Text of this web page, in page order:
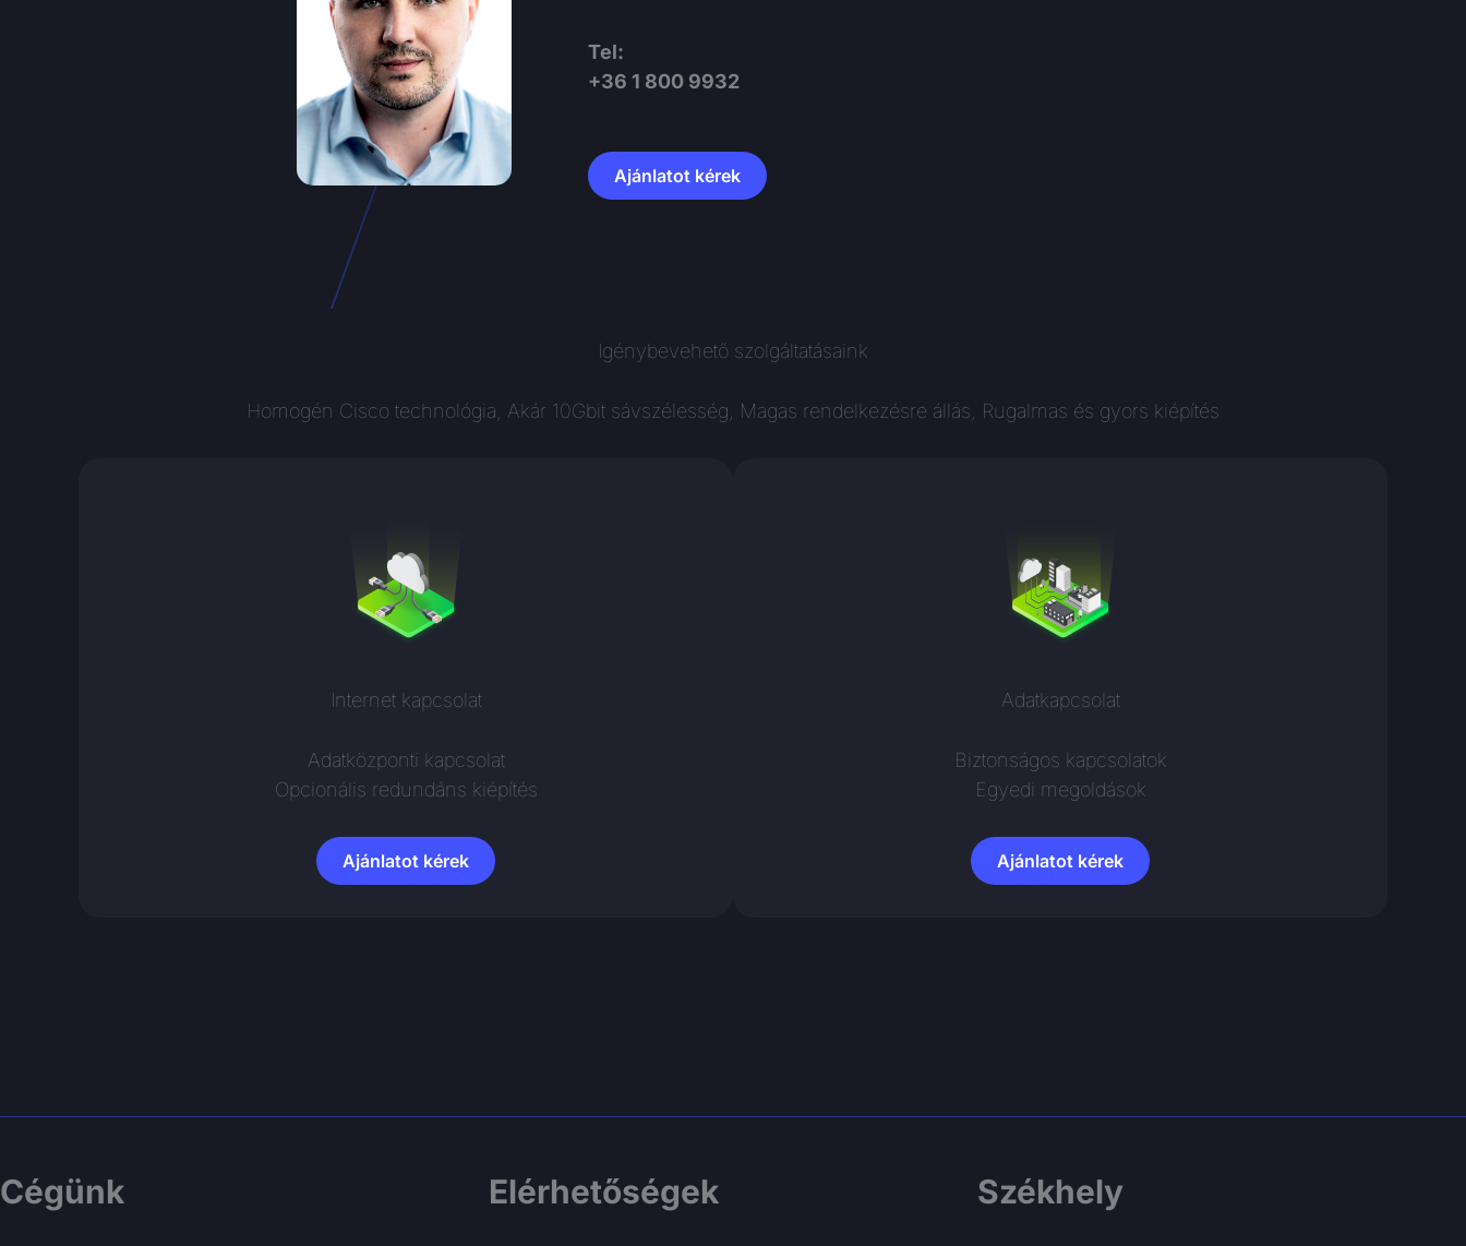
Tel:
+36 1 800 9932
Ajánlatot kérek
Igénybevehető szolgáltatásaink
Homogén Cisco technológia, Akár 10Gbit sávszélesség, Magas rendelkezésre állás, Rugalmas és gyors kiépítés
Internet kapcsolat
Adatközponti kapcsolat
Opcionális redundáns kiépítés
Ajánlatot kérek
Adatkapcsolat
Biztonságos kapcsolatok
Egyedi megoldások
Ajánlatot kérek
Cégünk Elérhetőségek Székhely